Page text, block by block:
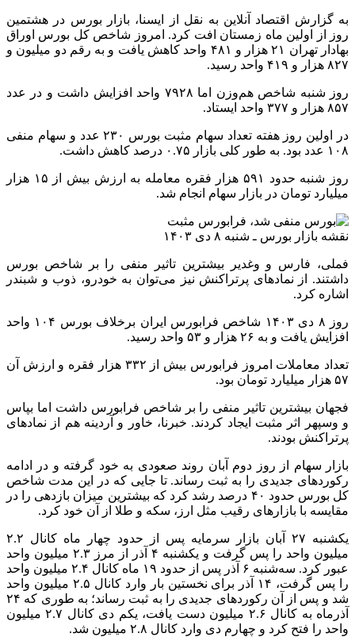
به گزارش اقتصاد آنلاین به نقل از ایسنا، بازار بورس در هشتمین
روز از اولین ماه زمستان افت کرد. امروز شاخص کل بورس اوراق
بهادار تهران ۲۱ هزار و ۴۸۱ واحد کاهش یافت و به رقم دو میلیون و
۸۲۷ هزار و ۴۱۹ واحد رسید.
روز شنبه شاخص هم‌وزن اما ۷۹۲۸ واحد افزایش داشت و در عدد
۸۵۷ هزار و ۳۷۷ واحد ایستاد.
در اولین روز هفته تعداد سهام مثبت بورس ۲۳۰ عدد و سهام منفی
۱۰۸ عدد بود. به طور کلی بازار ۰.۷۵ درصد کاهش داشت.
روز شنبه حدود ۵۹۱ هزار فقره معامله به ارزش بیش از ۱۵ هزار
میلیارد تومان در بازار سهام انجام شد.
نقشه بازار بورس ـ شنبه ۸ دی ۱۴۰۳
فملی، فارس و وغدیر بیشترین تاثیر منفی را بر شاخص بورس
داشتند. از نمادهای پرتراکنش نیز می‌توان به خودرو، ذوب و شبندر
اشاره کرد.
روز ۸ دی ۱۴۰۳ شاخص فرابورس ایران برخلاف بورس ۱۰۴ واحد
افزایش یافت و به ۲۶ هزار و ۵۳ واحد رسید.
تعداد معاملات امروز فرابورس بیش از ۳۳۲ هزار فقره و ارزش آن
۵۷ هزار میلیارد تومان بود.
فجهان بیشترین تاثیر منفی را بر شاخص فرابورس داشت اما بپاس
و وسپهر اثر مثبت ایجاد کردند. خبرنا، خاور و آردینه هم از نمادهای
پرتراکنش بودند.
بازار سهام از روز دوم آبان روند صعودی به خود گرفته و در ادامه
رکوردهای جدیدی را به ثبت رساند. تا جایی که در این مدت شاخص
کل بورس حدود ۴۰ درصد رشد کرد که بیشترین میزان بازدهی را در
مقایسه با بازارهای رقیب مثل ارز، سکه و طلا از آن خود کرد.
یکشنبه ۲۷ آبان بازار سرمایه پس از حدود چهار ماه کانال ۲.۲
میلیون واحد را پس گرفت و یکشنبه ۴ آذر از مرز ۲.۳ میلیون واحد
عبور کرد. سه‌شنبه ۶ آذر پس از حدود ۱۹ ماه کانال ۲.۴ میلیون واحد
را پس گرفت، ۱۴ آذر برای نخستین بار وارد کانال ۲.۵ میلیون واحد
شد و پس از آن رکوردهای جدیدی را به ثبت رساند؛ به طوری که ۲۴
آذرماه به کانال ۲.۶ میلیون دست یافت، یکم دی کانال ۲.۷ میلیون
واحد را فتح کرد و چهارم دی وارد کانال ۲.۸ میلیون شد.